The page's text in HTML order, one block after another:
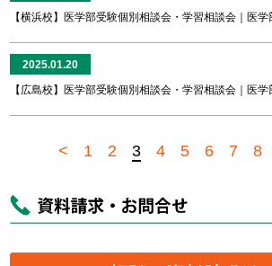
【横浜校】医学部受験個別相談会・学習相談会｜医学
2025.01.20
【広島校】医学部受験個別相談会・学習相談会｜医学
< 1 2 3 4 5 6 7 8